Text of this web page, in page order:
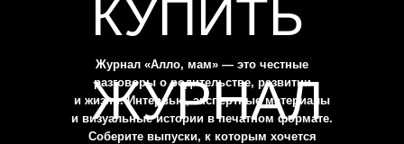
Журнал «Алло, мам» — это честные
разговоры о родительстве, развитии
и жизни. Интервью, экспертные материалы
и визуальные истории в печатном формате.
Соберите выпуски, к которым хочется
КУПИТЬ
ЖУРНАЛ